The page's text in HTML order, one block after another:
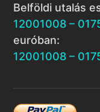
Belföldi utalás
12001008 –
euróban:
12001008 –